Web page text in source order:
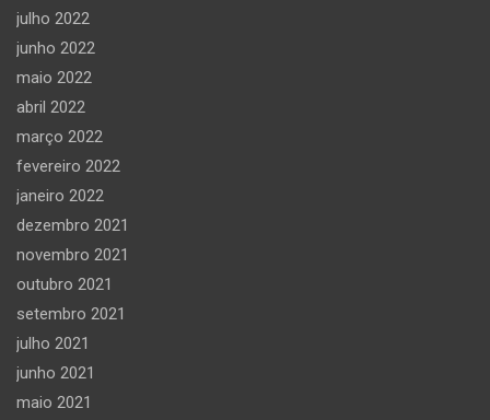
julho 2022
junho 2022
maio 2022
abril 2022
março 2022
fevereiro 2022
janeiro 2022
dezembro 2021
novembro 2021
outubro 2021
setembro 2021
julho 2021
junho 2021
maio 2021